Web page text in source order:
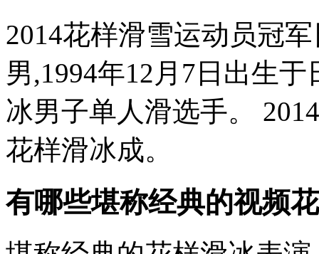
2014花样滑雪运动员冠
男,1994年12月7日出生
冰男子单人滑选手。
花样滑冰成。
有哪些堪称经典的视频